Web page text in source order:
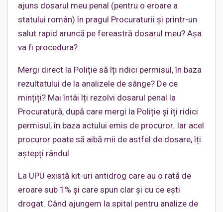
ajuns dosarul meu penal (pentru o eroare a
statului român) în pragul Procuraturii și printr-un
salut rapid aruncă pe fereastră dosarul meu? Așa
va fi procedura?
Mergi direct la Poliție să îți ridici permisul, în baza
rezultatului de la analizele de sânge? De ce
mințiți? Mai întâi îți rezolvi dosarul penal la
Procuratură, după care mergi la Poliție și îți ridici
permisul, în baza actului emis de procuror. Iar acel
procuror poate să aibă mii de astfel de dosare, îți
aștepți rândul.
La UPU există kit-uri antidrog care au o rată de
eroare sub 1% și care spun clar și cu ce ești
drogat. Când ajungem la spital pentru analize de